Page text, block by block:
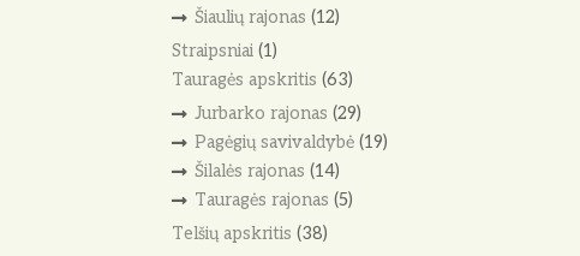
Šiaulių rajonas (12)
Straipsniai (1)
Tauragės apskritis (63)
Jurbarko rajonas (29)
Pagėgių savivaldybė(19)
Šilalės rajonas (14)
Tauragės rajonas (5)
Telšių apskritis (38)